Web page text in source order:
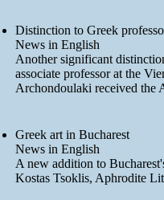
Distinction to Greek
News in English
Another significant
associate professor at the
Archondoulaki received
Greek art in Bucharest
News in English
A new addition to
Kostas Tsoklis, Aphrodite